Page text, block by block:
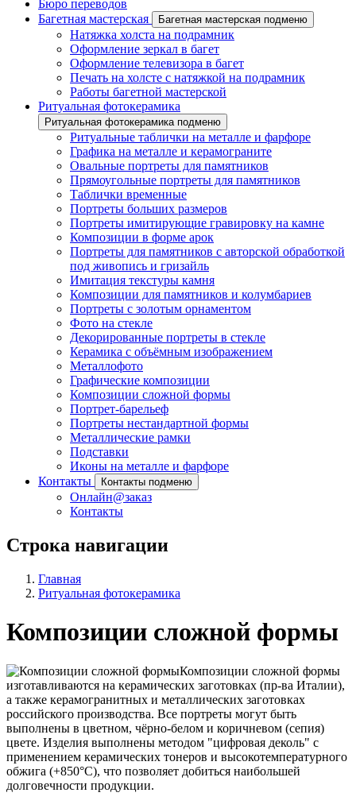
Бюро переводов
Багетная мастерская
Багетная мастерская подменю
Натяжка холста на подрамник
Оформление зеркал в багет
Оформление телевизора в багет
Печать на холсте с натяжкой на подрамник
Работы багетной мастерской
Ритуальная фотокерамика
Ритуальная фотокерамика подменю
Ритуальные таблички на металле и фарфоре
Графика на металле и керамограните
Овальные портреты для памятников
Прямоугольные портреты для памятников
Таблички временные
Портреты больших размеров
Портреты имитирующие гравировку на камне
Композиции в форме арок
Портреты для памятников с авторской обработкой
под живопись и гризайль
Имитация текстуры камня
Композиции для памятников и колумбариев
Портреты с золотым орнаментом
Фото на стекле
Декорированные портреты в стекле
Керамика с объёмным изображением
Металлофото
Графические композиции
Композиции сложной формы
Портрет-барельеф
Портреты нестандартной формы
Металлические рамки
Подставки
Иконы на металле и фарфоре
Контакты
Контакты подменю
Онлайн@заказ
Контакты
Строка навигации
Главная
Ритуальная фотокерамика
Композиции сложной формы
Композиции сложной формы
изготавливаются на керамических заготовках (пр-ва Италии),
а также керамогранитных и металлических заготовках
российского производства. Все портреты могут быть
выполнены в цветном, чёрно-белом и коричневом (сепия)
цвете. Изделия выполнены методом "цифровая деколь" с
применением керамических тонеров и высокотемпературного
обжига (+850°С), что позволяет добиться наибольшей
долговечности продукции.